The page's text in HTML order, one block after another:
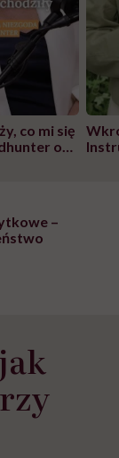
co mi się
o
–